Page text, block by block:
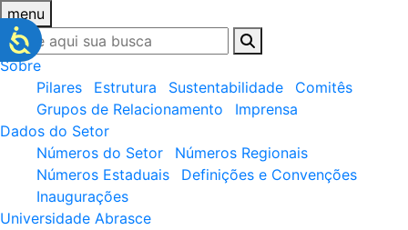
menu
Sobre
Pilares
Estrutura Sustentabilidade
Comitês
Grupos de Relacionamento
Imprensa
Dados do Setor
Números do Setor
Números Regionais
Números Estaduais
Definições e Convenções
Inaugurações
Universidade Abrasce